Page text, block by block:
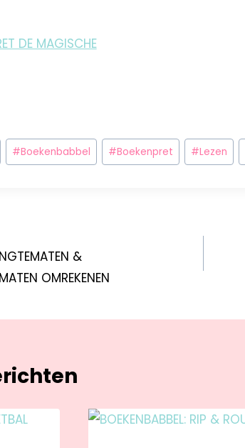
DE MAGISCHE
#Boekenbabbel #Boekenpret #Lezen
&
OMREKENEN